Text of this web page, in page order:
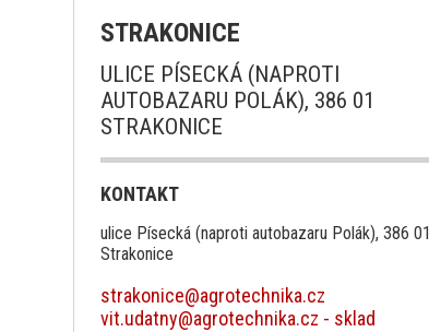
STRAKONICE
ULICE PÍSECKÁ (NAPROTI
AUTOBAZARU POLÁK), 386 01
STRAKONICE
KONTAKT
ulice Písecká (naproti autobazaru Polák), 386 01
Strakonice
strakonice@agrotechnika.cz
vit.udatny@agrotechnika.cz - sklad